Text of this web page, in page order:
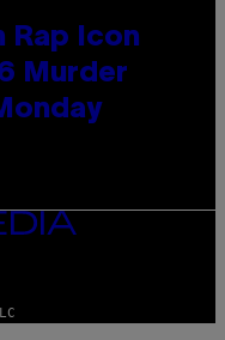
Rap Icon
Murder